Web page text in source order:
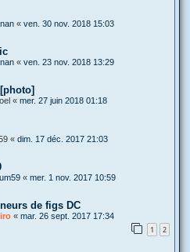
« ven. 30 nov. 2018 15:03
« ven. 23 nov. 2018 13:29
« mer. 27 juin 2018 01:18
« dim. 17 déc. 2017 21:03
« mer. 1 nov. 2017 10:59
de figs DC
« mar. 26 sept. 2017 17:34
1 2